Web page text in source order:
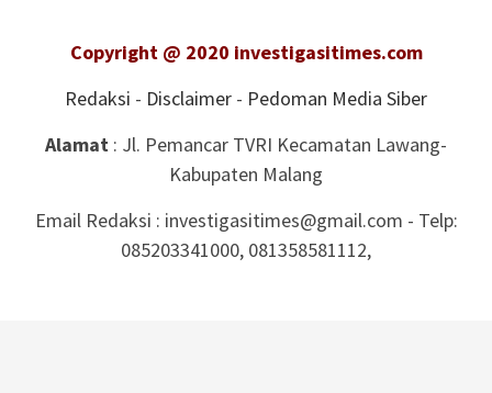
Copyright @ 2020 investigasitimes.com
Redaksi - Disclaimer - Pedoman Media Siber
Alamat : Jl. Pemancar TVRI Kecamatan Lawang-
Kabupaten Malang
Email Redaksi : investigasitimes@gmail.com - Telp:
085203341000, 081358581112,